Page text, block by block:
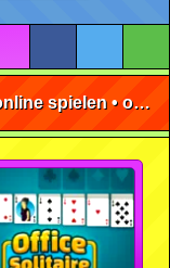
Tiere Gedächtnistraining kostenlos online spielen • ohne Anmeldung 🕹️